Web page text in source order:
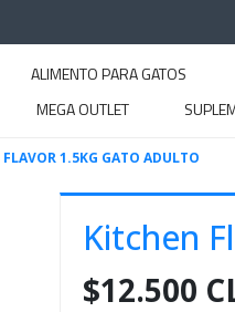
ALIMENTO PARA GATOS
MEGA OUTLET
1.5KG GATO ADULTO
Kitchen
$12.500